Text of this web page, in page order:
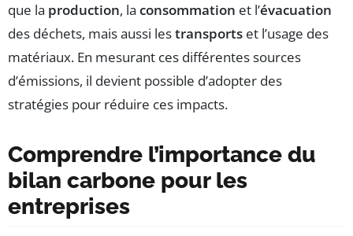
que la production, la consommation et l’évacuation
des déchets, mais aussi lestransports et l’usage des
matériaux. En mesurant ces différentes sources
d’émissions, il devient possible d’adopter des
stratégies pour réduire ces impacts.
Comprendre l’importance du
bilan carbone pour les
entreprises